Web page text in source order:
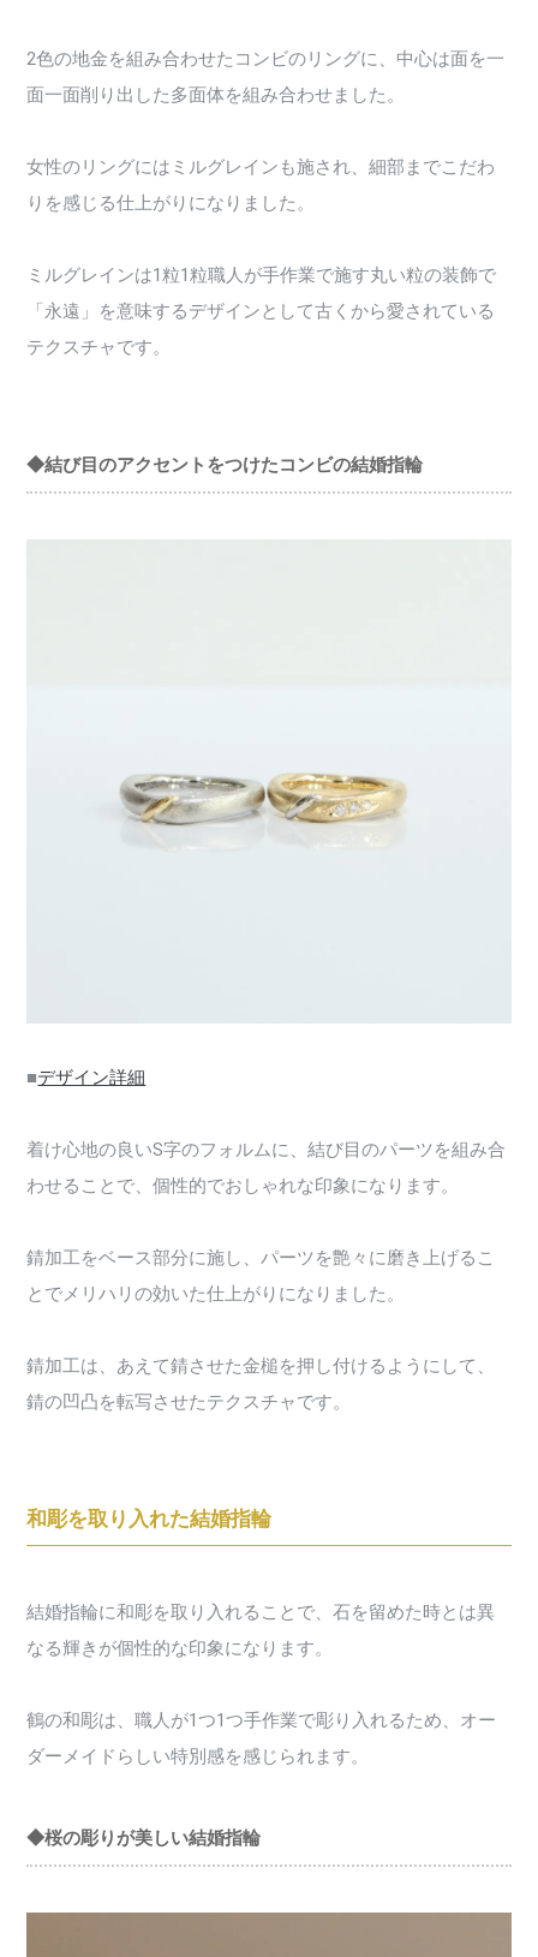
2色の地金を組み合わせたコンビのリングに、中心は面を一
面一面削り出した多面体を組み合わせました。
女性のリングにはミルグレインも施され、細部までこだわ
りを感じる仕上がりになりました。
ミルグレインは1粒1粒職人が手作業で施す丸い粒の装飾で
「永遠」を意味するデザインとして古くから愛されている
テクスチャです。
◆結び目のアクセントをつけたコンビの結婚指輪
■デザイン詳細
着け心地の良いS字のフォルムに、結び目のパーツを組み合
わせることで、個性的でおしゃれな印象になります。
錆加工をベース部分に施し、パーツを艶々に磨き上げるこ
とでメリハリの効いた仕上がりになりました。
錆加工は、あえて錆させた金槌を押し付けるようにして、
錆の凹凸を転写させたテクスチャです。
和彫を取り入れた結婚指輪
結婚指輪に和彫を取り入れることで、石を留めた時とは異
なる輝きが個性的な印象になります。
鶴の和彫は、職人が1つ1つ手作業で彫り入れるため、オー
ダーメイドらしい特別感を感じられます。
◆桜の彫りが美しい結婚指輪